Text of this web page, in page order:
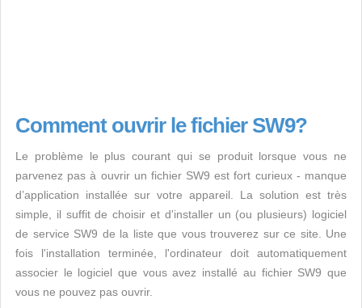
Comment ouvrir le fichier SW9?
Le problème le plus courant qui se produit lorsque vous ne
parvenez pas à ouvrir un fichier SW9 est fort curieux - manque
d’application installée sur votre appareil. La solution est très
simple, il suffit de choisir et d'installer un (ou plusieurs) logiciel
de service SW9 de la liste que vous trouverez sur ce site. Une
fois l'installation terminée, l'ordinateur doit automatiquement
associer le logiciel que vous avez installé au fichier SW9 que
vous ne pouvez pas ouvrir.